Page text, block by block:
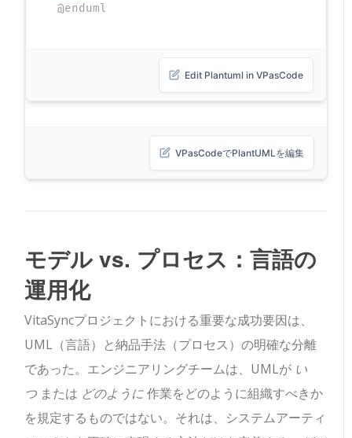
@enduml
Edit Plantuml in VPasCode
VPasCodeでPlantUMLを編集
モデル vs. プロセス：言語の
運用化
VitaSyncプロジェクトにおける重要な成功要因は、
UML（言語）と納品手法（プロセス）の明確な分離
であった。エンジニアリングチームは、UMLが い
つ または どのように作業をどのように組織すべきか
を規定するものではない。それは、システムアーティ